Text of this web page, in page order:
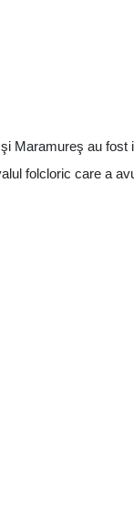
Maramureş au
folcloric care a